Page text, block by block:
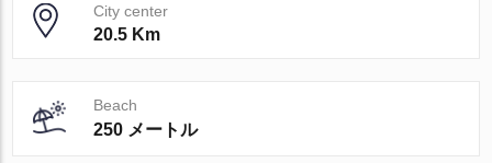
City center
20.5 Km
Beach
250 メートル